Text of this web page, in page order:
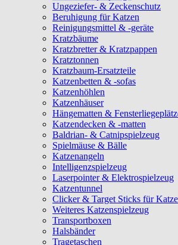
Ungeziefer- & Zeckenschutz
Beruhigung für Katzen
Reinigungsmittel & -geräte
Kratzbäume
Kratzbretter & Kratzpappen
Kratztonnen
Kratzbaum-Ersatzteile
Katzenbetten & -sofas
Katzenhöhlen
Katzenhäuser
Hängematten &
Katzendecken & -matten
Baldrian- & Catnipspielzeug
Spielmäuse & Bälle
Katzenangeln
Intelligenzspielzeug
Laserpointer & Elektrospielzeug
Katzentunnel
Clicker & Target Sticks für
Weiteres Katzenspielzeug
Transportboxen
Halsbänder
Tragetaschen